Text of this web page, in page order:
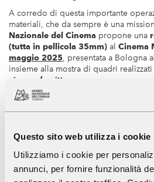
Questo sito web utilizza i cookie
Utilizziamo i cookie per
annunci, per fornire funzionalità
A corredo di questa importante
materiali, che da sempre è una
Nazionale del Cinema propone una
(tutta in pellicola 35mm) al Cinema
maggio 2025, presentata a Bologna
insieme alla mostra di quadri
cinema la pittura
La retrospettiva sarà anticipata da 14
polvere delle strade africane alla
cemento delle prigioni in Libia alla
negli scatti di Greta De Lazzaris rivive
Moussa, protagonisti del film di